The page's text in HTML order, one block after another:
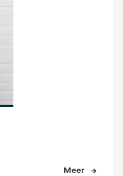
Meer